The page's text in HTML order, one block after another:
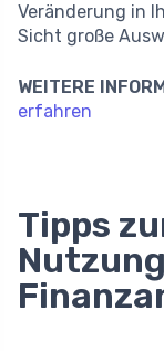
Veränderung in
Sicht große
WEITERE
erfahren
Tipps